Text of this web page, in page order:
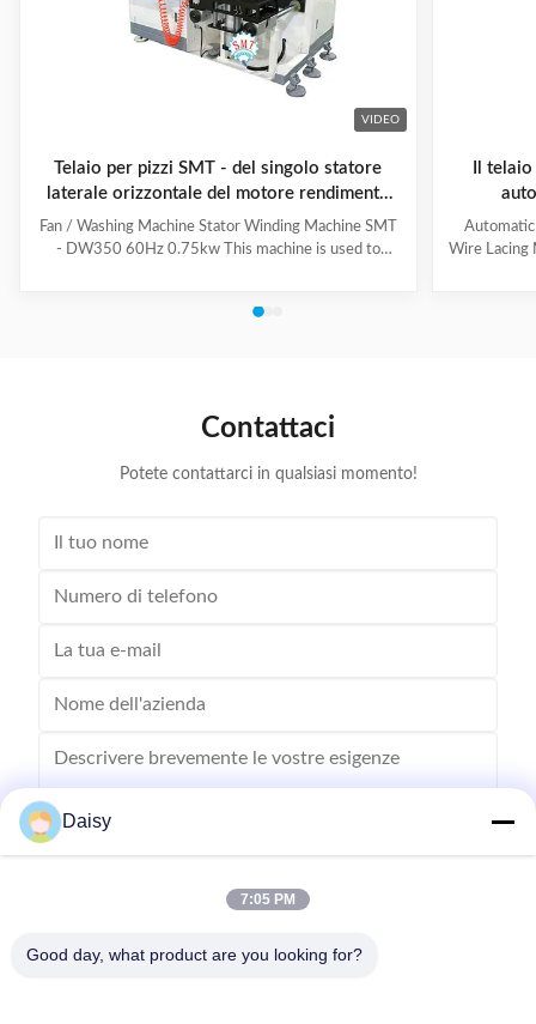
VIDEO
Telaio per pizzi SMT - del singolo statore
laterale orizzontale del motore rendimento
elevato DW350
Fan / Washing Machine Stator Winding Machine SMT
- DW350 60Hz 0.75kw This machine is used to
the necessary data. With easy and convenient tooling
motor.Horizontal Winding Inserting
Il
Automatic
Wire Lacing
Contattaci
Potete contattarci in qualsiasi momento!
Inviare
Daisy
7:05 PM
Good day, what product are you looking for?